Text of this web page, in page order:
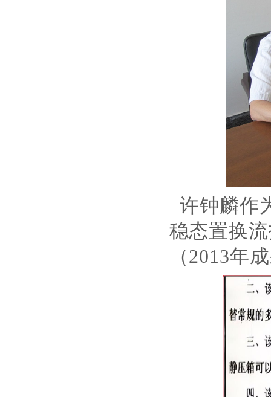
许钟麟作
稳态置换
（2013年